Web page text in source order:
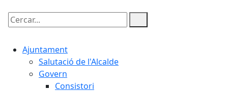
Cercar:
Ajuntament
Salutació de l'Alcalde
Govern
Consistori